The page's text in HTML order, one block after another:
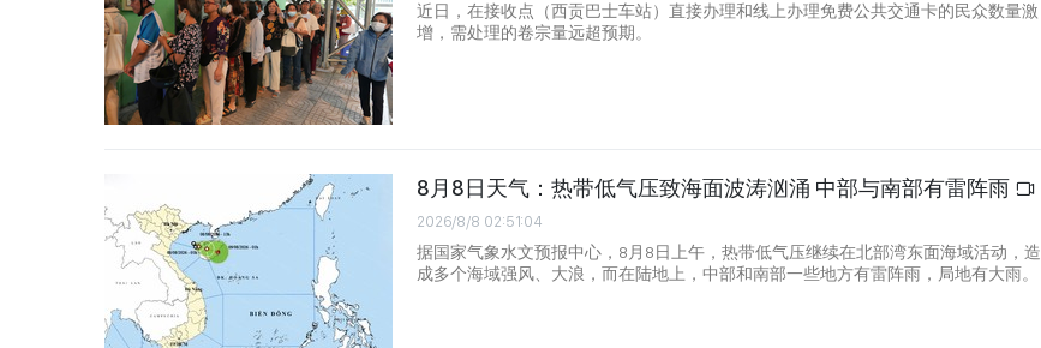
近日，在接收点（西贡巴士车站）直接办理和线上办理免费公共交通卡的民众数量激
增，需处理的卷宗量远超预期。
8月8日天气：热带低气压致海面波涛汹涌 中部与南部有雷阵雨
2026/8/8 02:51:04
据国家气象水文预报中心，8月8日上午，热带低气压继续在北部湾东面海域活动，造
成多个海域强风、大浪，而在陆地上，中部和南部一些地方有雷阵雨，局地有大雨。